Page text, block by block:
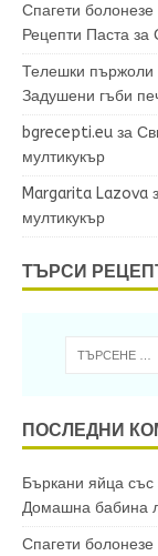
Спагети болонезе
Рецепти Паста за
Телешки пържоли
Задушени гъби
bgrecepti.eu за
мултикукър
Margarita Lazova
мултикукър
ТЪРСИ
ПОСЛЕДНИ
Бъркани яйца със
Домашна бабина
Спагети болонезе